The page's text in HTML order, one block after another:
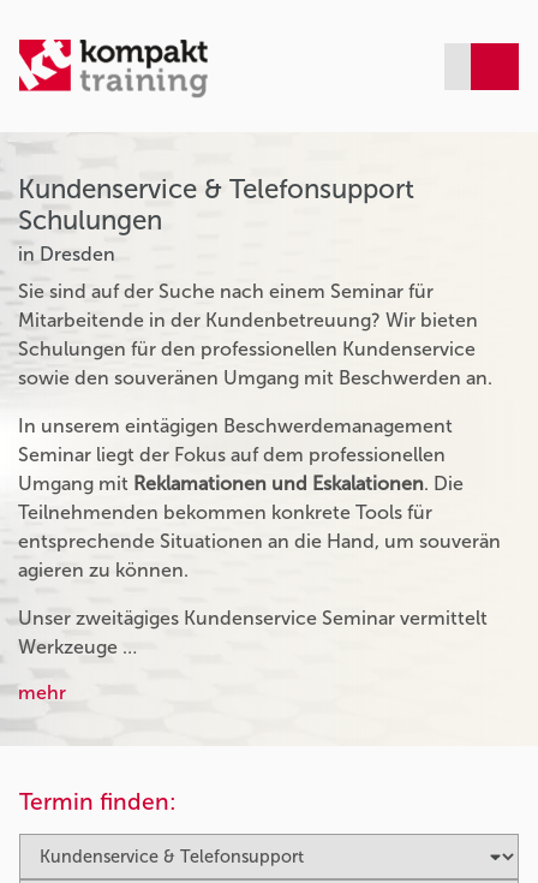
Kundenservice & Telefonsupport
Schulungen
in Dresden
Sie sind auf der Suche nach einem Seminar für
Mitarbeitende in der Kundenbetreuung? Wir bieten
Schulungen für den professionellen Kundenservice
sowie den souveränen Umgang mit Beschwerden an.
In unserem eintägigen Beschwerdemanagement
Seminar liegt der Fokus auf dem professionellen
Umgang mit Reklamationen und Eskalationen. Die
Teilnehmenden bekommen konkrete Tools für
entsprechende Situationen an die Hand, um souverän
agieren zu können.
Unser zweitägiges Kundenservice Seminar vermittelt
Werkzeuge …
mehr
Termin finden: